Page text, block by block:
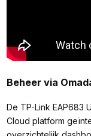
Beheer via
De TP-Link EAP683
Cloud platform